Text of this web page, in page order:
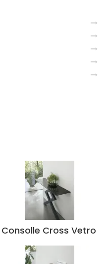
Consolle Cross Vetro